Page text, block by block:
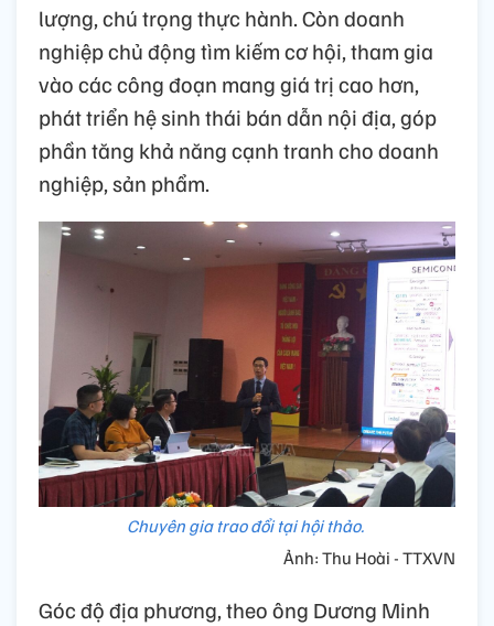
lượng, chú trọng thực hành. Còn doanh
nghiệp chủ động tìm kiếm cơ hội, tham gia
vào các công đoạn mang giá trị cao hơn,
phát triển hệ sinh thái bán dẫn nội địa, góp
phần tăng khả năng cạnh tranh cho doanh
nghiệp, sản phẩm.
Chuyên gia trao đổi tại hội thảo.
Ảnh: Thu Hoài - TTXVN
Góc độ địa phương, theo ông Dương Minh